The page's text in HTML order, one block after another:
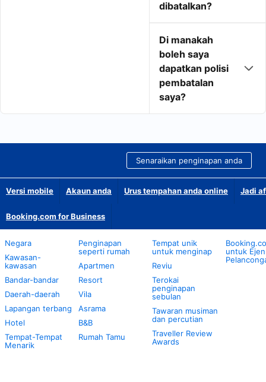
dibatalkan?
Di manakah
boleh saya
dapatkan polisi
pembatalan
saya?
Senaraikan penginapan anda
Versi mobile Akaun anda Urus tempahan anda online Jadi
Booking.com for Business
Negara
Kawasan-
kawasan
Bandar-bandar
Daerah-daerah
Lapangan terbang
Hotel
Tempat-Tempat
Menarik
Penginapan
seperti rumah
Apartmen
Resort
Vila
Asrama
B&B
Rumah Tamu
Tempat unik
untuk menginap
Reviu
Terokai
penginapan
sebulan
Tawaran musiman
dan percutian
Traveller Review
Awards
untuk Ejen